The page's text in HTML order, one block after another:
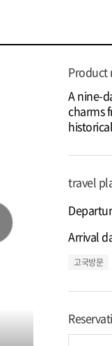
Product
A nine-
charms
travel
Arrival
고국방문